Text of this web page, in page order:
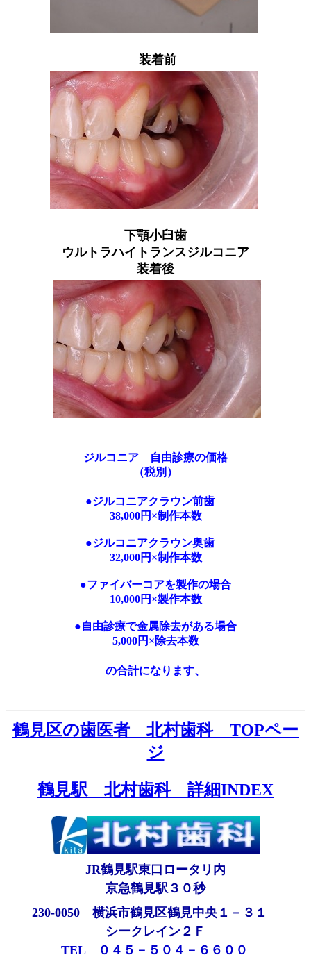
装着前
下顎小臼歯
ウルトラハイトランスジルコニア
装着後
ジルコニア 自由診療の価格
（税別）
●ジルコニアクラウン前歯
38,000円×制作本数
●ジルコニアクラウン奥歯
32,000円×制作本数
●ファイバーコアを製作の場合
10,000円×製作本数
●自由診療で金属除去がある場合
5,000円×除去本数
の合計になります、
鶴見区の歯医者 北村歯科 TOPペー
ジ
鶴見駅 北村歯科 詳細INDEX
JR鶴見駅東口ロータリ内
京急鶴見駅３０秒
230-0050 横浜市鶴見区鶴見中央１－３１
シークレイン２Ｆ
TEL ０４５－５０４－６６００